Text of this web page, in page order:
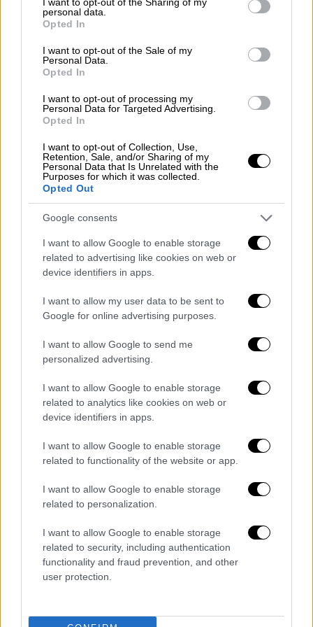
grant or deny consent to Google and its third-party tags to
use your data for below specified purposes in below Google
consent section.
personal data.
Opted In
I want to opt-out of the Sale of my
Personal Data.
Opted In
I want to opt-out of processing my
Personal Data for Targeted Advertising.
Opted In
I want to opt-out of Collection, Use,
Retention, Sale, and/or Sharing of my
Personal Data that Is Unrelated with the
Purposes for which it was collected.
Opted Out
Google consents
I want to allow Google to enable storage
related to advertising like cookies on web or
device identifiers in apps.
I want to allow my user data to be sent to
Google for online advertising purposes.
I want to allow Google to send me
personalized advertising.
I want to allow Google to enable storage
related to analytics like cookies on web or
device identifiers in apps.
I want to allow Google to enable storage
related to functionality of the website or app.
I want to allow Google to enable storage
related to personalization.
I want to allow Google to enable storage
related to security, including authentication
functionality and fraud prevention, and other
user protection.
Τα 150 ευρώ που πρέπει να πληρώσουμε για
κόψουμε από τις θεραπείες του παιδιού
Είναιτραγικό
αλλά μας αναγκάζει να κόψουμε από τις
θεραπείες και να πληρώσουμε» είπε η
OPENκαι στην εκπομπή «Καθαρές
Κουβέντες».
Υπουργός Δικαιοσύνης είναι αυτός που
έχουμε; Είναι όλοι καραγκιόζηδες» ξέσπασε
Λουκάς Σαμαρτζής. «Κάθε μέρα μας ρωτάει
πότε θα περπατήσει. Τι να της πω εγώ;» είπε
παράλληλα.
«Δεν υπάρχει σχολικός βοηθός. Η Αλεξία
χρειάζεται νοσοκόμα, δασκάλες ειδικής
αγωγής και προσωπικό για να την πηγαίνει
τουαλέτα. Το υπουργείο ότι μπορεί να
εγκρίνει ένα από τα τρία» συμπλήρωσε η